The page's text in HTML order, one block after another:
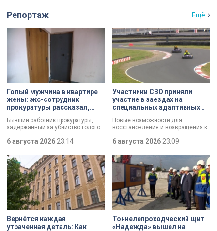
Репортаж Ещё
Голый мужчина в квартире
жены: экс-сотрудник
прокуратуры рассказал,
Бывший работник прокуратуры,
задержанный за убийство голого
которые толкнули его на страшное
вынес мертвеца из дома на улице
Луначарского, выдавая
бездыханного мужчину за
изрядно перебравшего приятеля.
6 августа 202623:14
Участники СВО приняли
участие в заездах на
специальных адаптивных
Новые возможности для
восстановления и возвращения к
фонда «СВОй дом» в Петербурге
специальной военной операции,
которые сейчас проходят курс
реабилитации. Главным событием
дня стали заезды на специальных
адаптивных карт-машинах, где
ветераны смогли лично
протестировать технику и
почувствовать скорость.
6 августа 202623:09
Вернётся каждая
утраченная деталь: Как
Тоннелепроходческий щит
«Надежда» вышел на